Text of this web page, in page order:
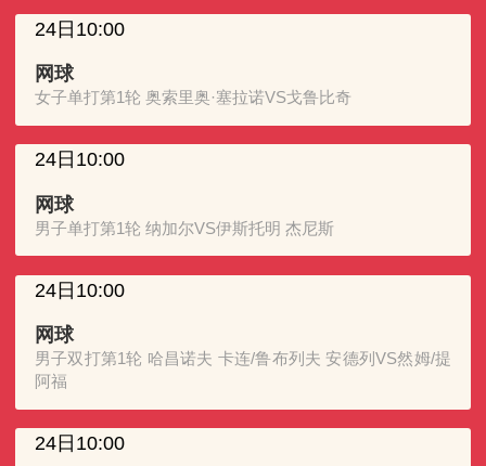
24日10:00
网球
女子单打第1轮 奥索里奥·塞拉诺VS戈鲁比奇
24日10:00
网球
男子单打第1轮 纳加尔VS伊斯托明 杰尼斯
24日10:00
网球
男子双打第1轮 哈昌诺夫 卡连/鲁布列夫 安德列VS然姆/提
阿福
24日10:00